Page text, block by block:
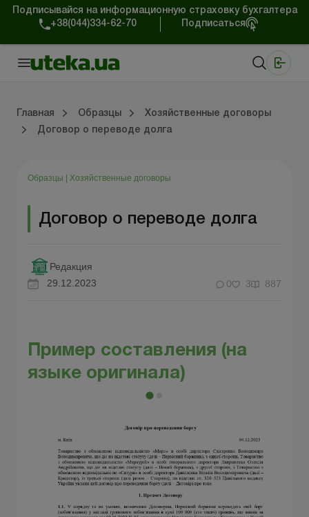
Подписывайся на информационную страховку бухгалтера
+38(044)334-62-70
Подписаться
Главная Образцы
Хозяйственные договоры
Договор о переводе долга
Образцы Хозяйственные договоры
Договор о переводе долга
Редакция
29.12.2023
0 3 887
Пример составления (на
языке оригинала)